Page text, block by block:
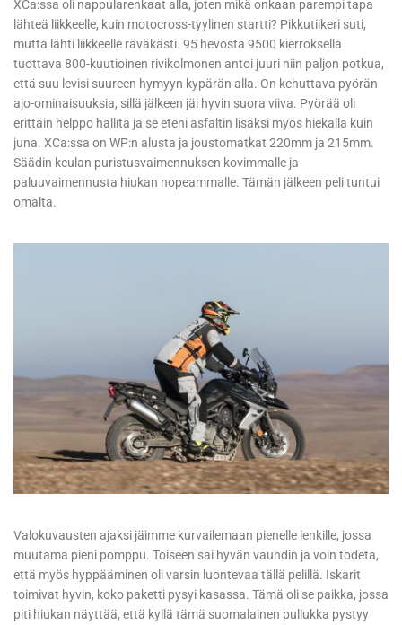
XCa:ssa oli nappularenkaat alla, joten mikä onkaan parempi tapa
lähteä liikkeelle, kuin motocross-tyylinen startti? Pikkutiikeri suti,
mutta lähti liikkeelle räväkästi. 95 hevosta 9500 kierroksella
tuottava 800-kuutioinen rivikolmonen antoi juuri niin paljon potkua,
että suu levisi suureen hymyyn kypärän alla. On kehuttava pyörän
ajo-ominaisuuksia, sillä jälkeen jäi hyvin suora viiva. Pyörää oli
erittäin helppo hallita ja se eteni asfaltin lisäksi myös hiekalla kuin
juna. XCa:ssa on WP:n alusta ja joustomatkat 220mm ja 215mm.
Säädin keulan puristusvaimennuksen kovimmalle ja
paluuvaimennusta hiukan nopeammalle. Tämän jälkeen peli tuntui
omalta.
Valokuvausten ajaksi jäimme kurvailemaan pienelle lenkille, jossa
muutama pieni pomppu. Toiseen sai hyvän vauhdin ja voin todeta,
että myös hyppääminen oli varsin luontevaa tällä pelillä. Iskarit
toimivat hyvin, koko paketti pysyi kasassa. Tämä oli se paikka, jossa
piti hiukan näyttää, että kyllä tämä suomalainen pullukka pystyy